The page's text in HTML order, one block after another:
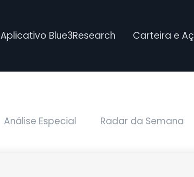
Aplicativo Blue3Research Carteira e
Análise Especial Radar da Semana